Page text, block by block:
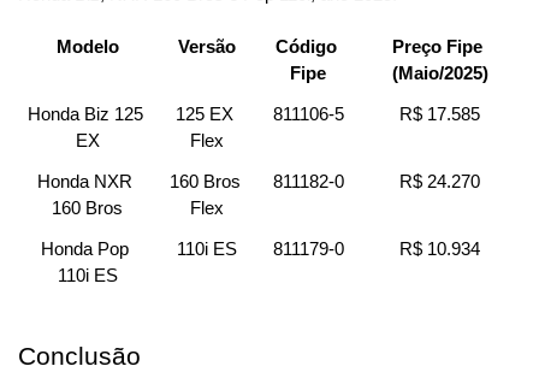
Modelo Versão
Código
Fipe
Preço Fipe
(Maio/2025)
Honda Biz 125
EX
125 EX
Flex
811106-5 R$ 17.585
Honda NXR
160 Bros
160 Bros
Flex
811182-0 R$ 24.270
Honda Pop
110i ES
110i ES 811179-0 R$ 10.934
Conclusão